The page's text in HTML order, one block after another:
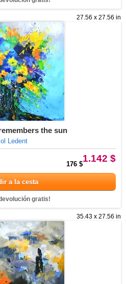
27.56 x 27.56 in
the sun
Ledent
1.142 $
176 $
a la cesta
gratis!
35.43 x 27.56 in